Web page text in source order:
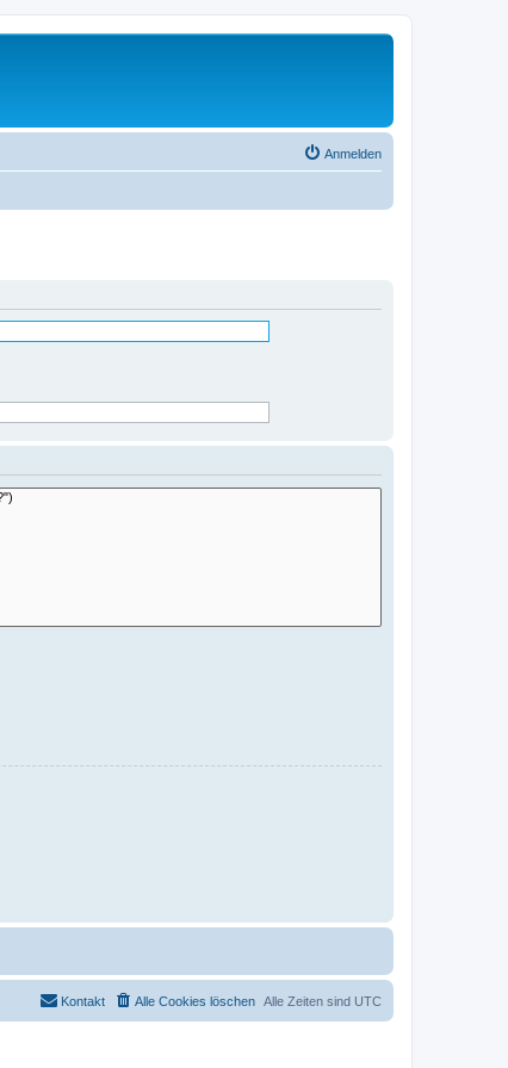
Anmelden
Alle Zeiten sind UTC
Alle Cookies löschen
Kontakt